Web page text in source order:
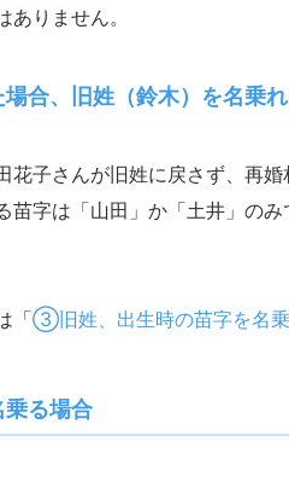
りません。
合、旧姓（鈴木） を名乗
花子さんが旧姓に戻さず、再
苗字は「山田」か「土井」の
「③旧姓、出生時の苗字を名
る場合